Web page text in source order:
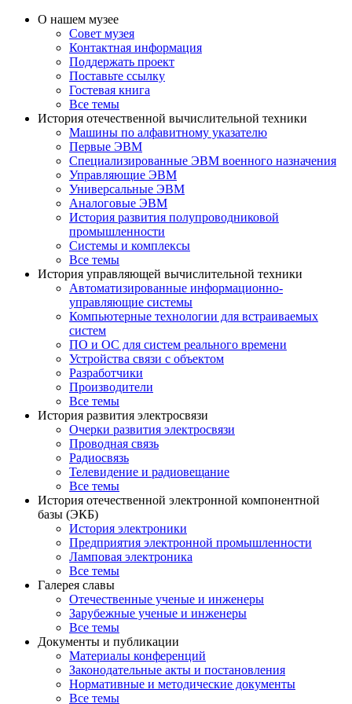
О нашем музее
Совет музея
Контактная информация
Поддержать проект
Поставьте ссылку
Гостевая книга
Все темы
История отечественной вычислительной техники
Машины по алфавитному указателю
Первые ЭВМ
Специализированные ЭВМ военного назначения
Управляющие ЭВМ
Универсальные ЭВМ
Аналоговые ЭВМ
История развития полупроводниковой
промышленности
Системы и комплексы
Все темы
История управляющей вычислительной техники
Автоматизированные информационно-
управляющие системы
Компьютерные технологии для встраиваемых
систем
ПО и ОС для систем реального времени
Устройства связи с объектом
Разработчики
Производители
Все темы
История развития электросвязи
Очерки развития электросвязи
Проводная связь
Радиосвязь
Телевидение и радиовещание
Все темы
История отечественной электронной компонентной
базы (ЭКБ)
История электроники
Предприятия электронной промышленности
Ламповая электроника
Все темы
Галерея славы
Отечественные ученые и инженеры
Зарубежные ученые и инженеры
Все темы
Документы и публикации
Материалы конференций
Законодательные акты и постановления
Нормативные и методические документы
Все темы